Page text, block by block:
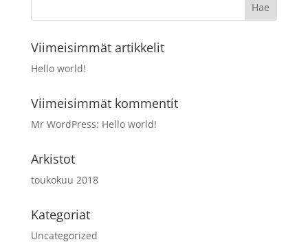
Viimeisimmät artikkelit
Hello world!
Viimeisimmät kommentit
Mr WordPress: Hello world!
Arkistot
toukokuu 2018
Kategoriat
Uncategorized